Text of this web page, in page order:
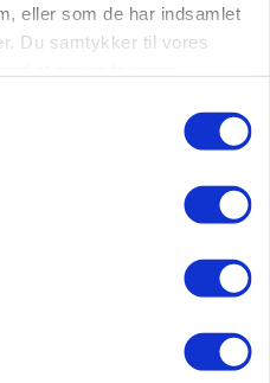
eller som de har indsamlet
Du samtykker til vores